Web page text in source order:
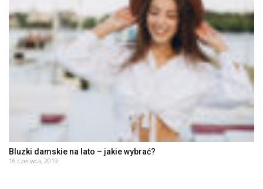
Bluzki damskie na lato – jakie wybrać?
16 czerwca, 2019